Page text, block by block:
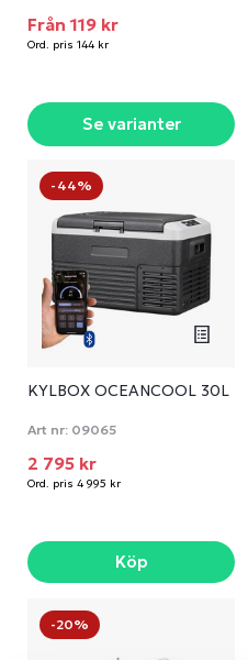
Från 119 kr
Ord. pris 144 kr
Se varianter
-44%
KYLBOX OCEANCOOL 30L
Art nr: 09065
2 795 kr
Ord. pris 4 995 kr
Köp
-20%